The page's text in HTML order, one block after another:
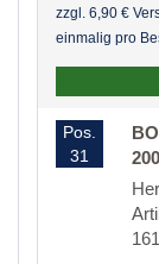
zzgl. 6,90 €
einmalig pro
Pos.
31